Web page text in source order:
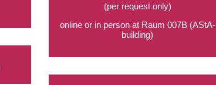
(per request only)
online or in person at Raum 007B (AStA-
building)